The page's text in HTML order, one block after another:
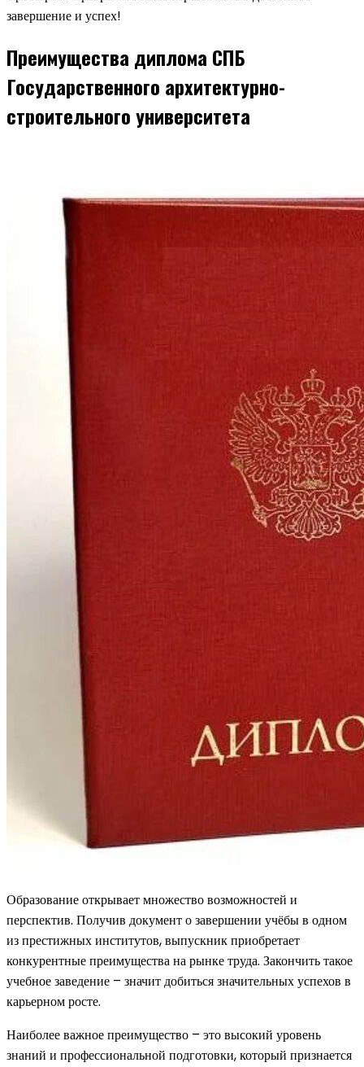
завершение и успех!
Преимущества диплома СПБ
Государственного архитектурно-
строительного университета
Образование открывает множество возможностей и
перспектив. Получив документ о завершении учёбы в одном
из престижных институтов, выпускник приобретает
конкурентные преимущества на рынке труда. Закончить такое
учебное заведение – значит добиться значительных успехов в
карьерном росте.
Наиболее важное преимущество – это высокий уровень
знаний и профессиональной подготовки, который признается